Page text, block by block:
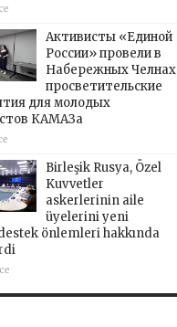
Активисты «Единой
России» провели в
Набережных Челнах
просветительские
для молодых
КАМАЗа
Birleşik Rusya, Özel
Kuvvetler
askerlerinin aile
üyelerini yeni
önlemleri hakkında